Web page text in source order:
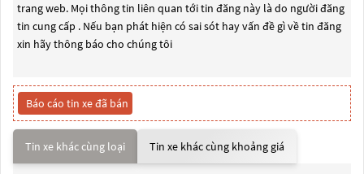
trang web. Mọi thông tin liên quan tới tin đăng này là do người đăng
tin cung cấp . Nếu bạn phát hiện có sai sót hay vấn đề gì về tin đăng
xin hãy thông báo cho chúng tôi
Báo cáo tin xe đã bán
Tin xe khác cùng loại Tin xe khác cùng khoảng giá